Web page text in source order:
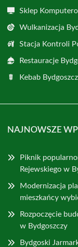
Sklep
Wulkanizacja
Stacja Kontroli
Restauracje
Kebab Bydgoszcz
NAJNOWSZE
Piknik
Rejewskiego w
Modernizacja
mieszkańcy
Rozpoczęcie
w Bydgoszczy
Bydgoski